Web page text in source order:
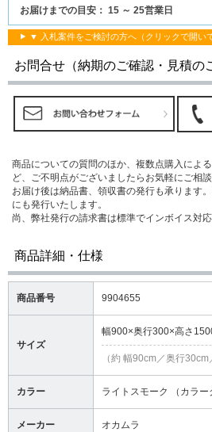
お届けまでの目安： 15 ～ 25営業日
▼ 入札案件をご検討の方へ（クリックで開い
お問合せ（納期のご確認・見積の
商品についての質問のほか、複数点購入によ
ど、ご不明点がございましたらお気軽にご相談
お届け後は納品書、領収書の発行も承ります
にも発行いたします。
尚、弊社発行の請求書は標準でインボイス対応
商品詳細・仕様
商品番号 9904655
サイズ
幅900×奥行300×高さ
（約 幅90cm／奥行30cm
カラー ライトスモーク （カラー
メーカー オカムラ